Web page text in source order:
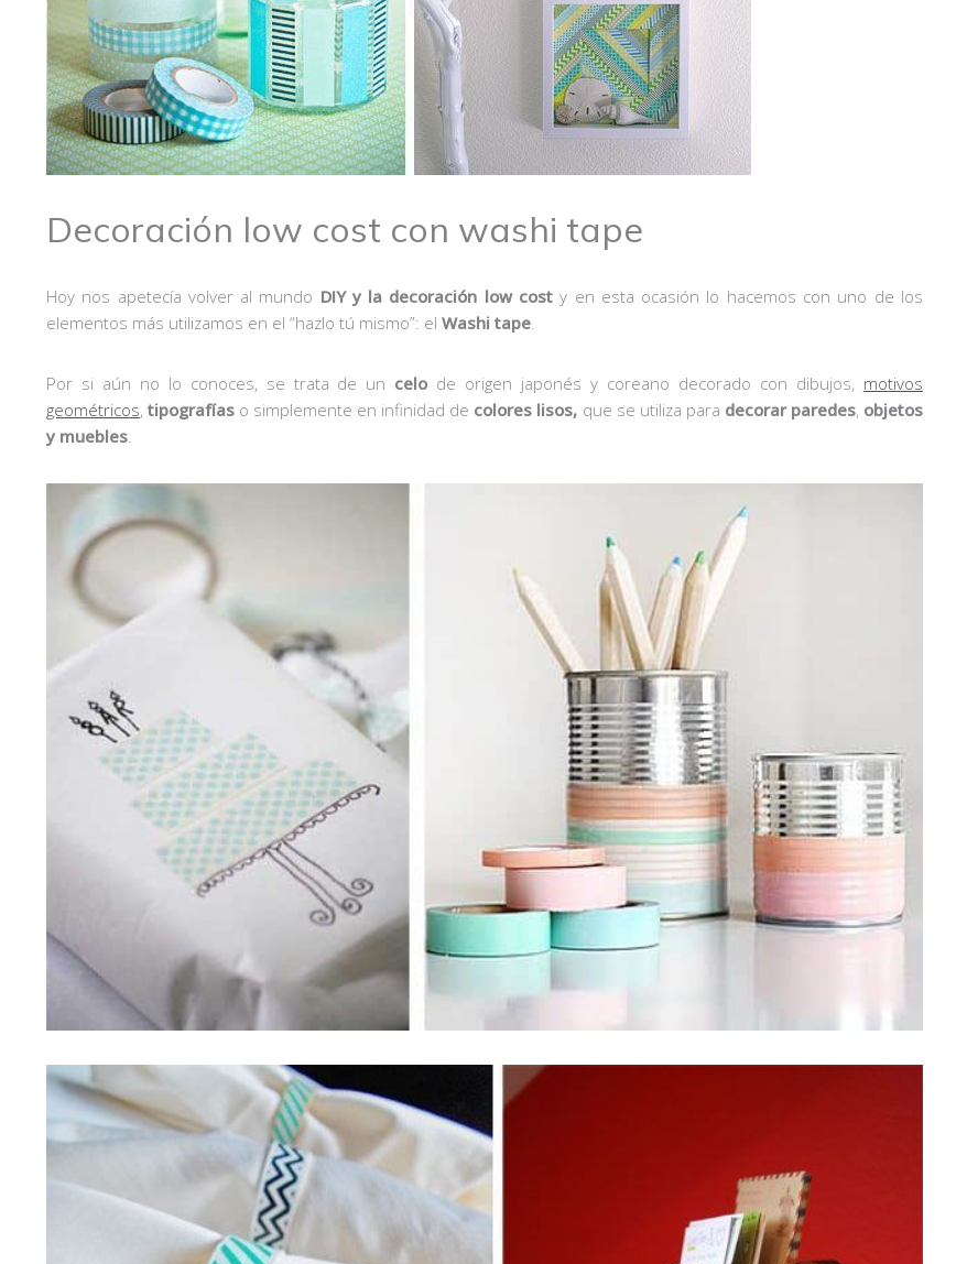
Decoración low cost con washi tape
Hoy nos apetecía volver al mundo DIY y la decoración low cost y en esta ocasión lo hacemos con uno de los
elementos más utilizamos en el “hazlo tú mismo”: el Washi tape.
Por si aún no lo conoces, se trata de un celo de origen japonés y coreano decorado con dibujos, motivos
geométricos,tipografías o simplemente en infinidad de colores lisos, que se utiliza para decorar paredes, objetos
y muebles